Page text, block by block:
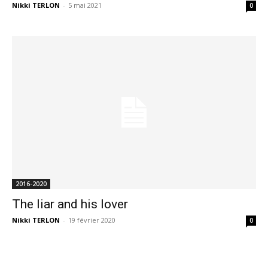
Nikki TERLON - 5 mai 2021 0
2016-2020
The liar and his lover
Nikki TERLON - 19 février 2020 0